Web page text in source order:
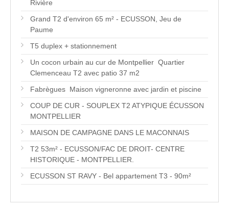
Rivière
Grand T2 d'environ 65 m² - ECUSSON, Jeu de
Paume
T5 duplex + stationnement
Un cocon urbain au cur de Montpellier  Quartier
Clemenceau T2 avec patio 37 m2
Fabrègues  Maison vigneronne avec jardin et piscine
COUP DE CUR - SOUPLEX T2 ATYPIQUE ÉCUSSON
MONTPELLIER
MAISON DE CAMPAGNE DANS LE MACONNAIS
T2 53m² - ECUSSON/FAC DE DROIT- CENTRE
HISTORIQUE - MONTPELLIER.
ECUSSON ST RAVY - Bel appartement T3 - 90m²